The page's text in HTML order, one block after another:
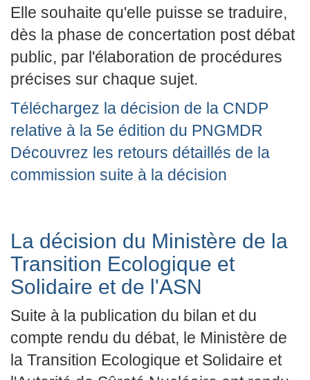
Elle souhaite qu'elle puisse se traduire,
dès la phase de concertation post débat
public, par l'élaboration de procédures
précises sur chaque sujet.
Téléchargez la décision de la CNDP
relative à la 5e édition du PNGMDR
Découvrez les retours détaillés de la
commission suite à la décision
La décision du Ministère de la
Transition Ecologique et
Solidaire et de l'ASN
Suite à la publication du bilan et du
compte rendu du débat, le Ministère de
la Transition Ecologique et Solidaire et